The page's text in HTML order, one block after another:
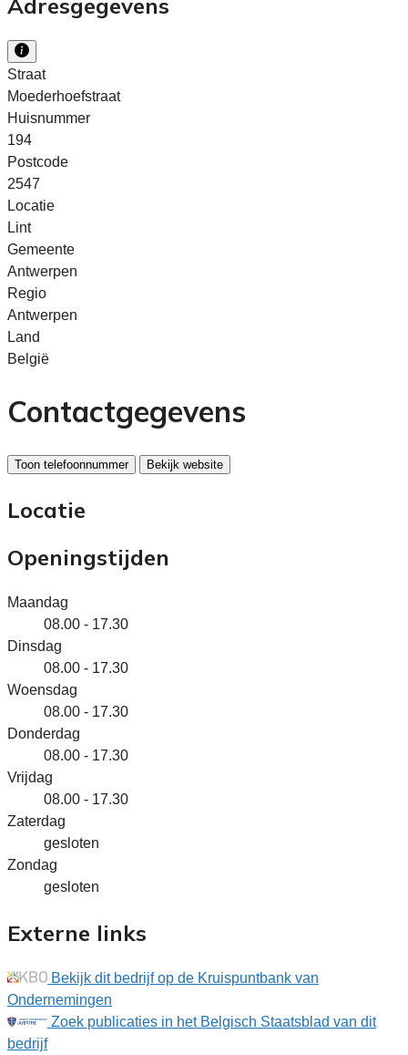
Straat
Moederhoefstraat
Huisnummer
194
Postcode
2547
Locatie
Lint
Gemeente
Antwerpen
Regio
Antwerpen
Land
België
Contactgegevens
Toon telefoonnummer Bekijk website
Locatie
Openingstijden
Maandag
08.00 - 17.30
Dinsdag
08.00 - 17.30
Woensdag
08.00 - 17.30
Donderdag
08.00 - 17.30
Vrijdag
08.00 - 17.30
Zaterdag
gesloten
Zondag
gesloten
Externe links
Bekijk dit bedrijf op de Kruispuntbank van
Ondernemingen
Zoek publicaties in het Belgisch Staatsblad van dit
bedrijf